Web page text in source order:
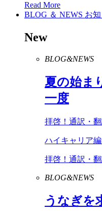
Read More
BLOG ＆ NEWS お
New
BLOG&NEWS
夏の始ま
一度
拝啓！通訳・
ハイキャリア
拝啓！通訳・
BLOG&NEWS
うなぎを